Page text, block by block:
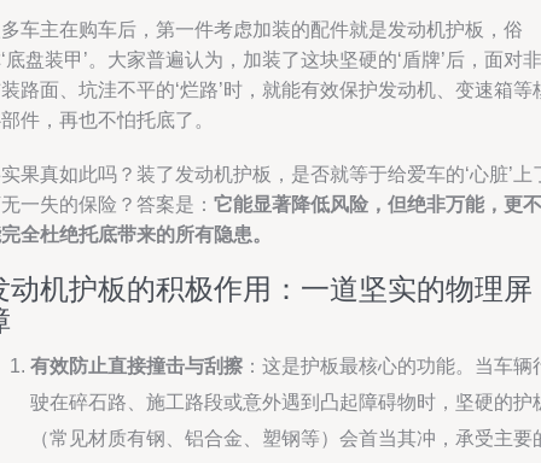
车主在购车后，第一件考虑加装的配件就是发动机护板，俗
底盘装甲’。大家普遍认为，加装了这块坚硬的‘盾牌’后，面对非
路面、坑洼不平的‘烂路’时，就能有效保护发动机、变速箱等
件，再也不怕托底了。
果真如此吗？装了发动机护板，是否就等于给爱车的‘心脏’上
一失的保险？答案是： 它能显著降低风险，但绝非万能，更不
全杜绝托底带来的所有隐患。
动机护板的积极作用：一道坚实的物理屏
有效防止直接撞击与刮擦 ：这是护板最核心的功能。当车辆
驶在碎石路、施工路段或意外遇到凸起障碍物时，坚硬的护
（常见材质有钢、铝合金、塑钢等）会首当其冲，承受主要